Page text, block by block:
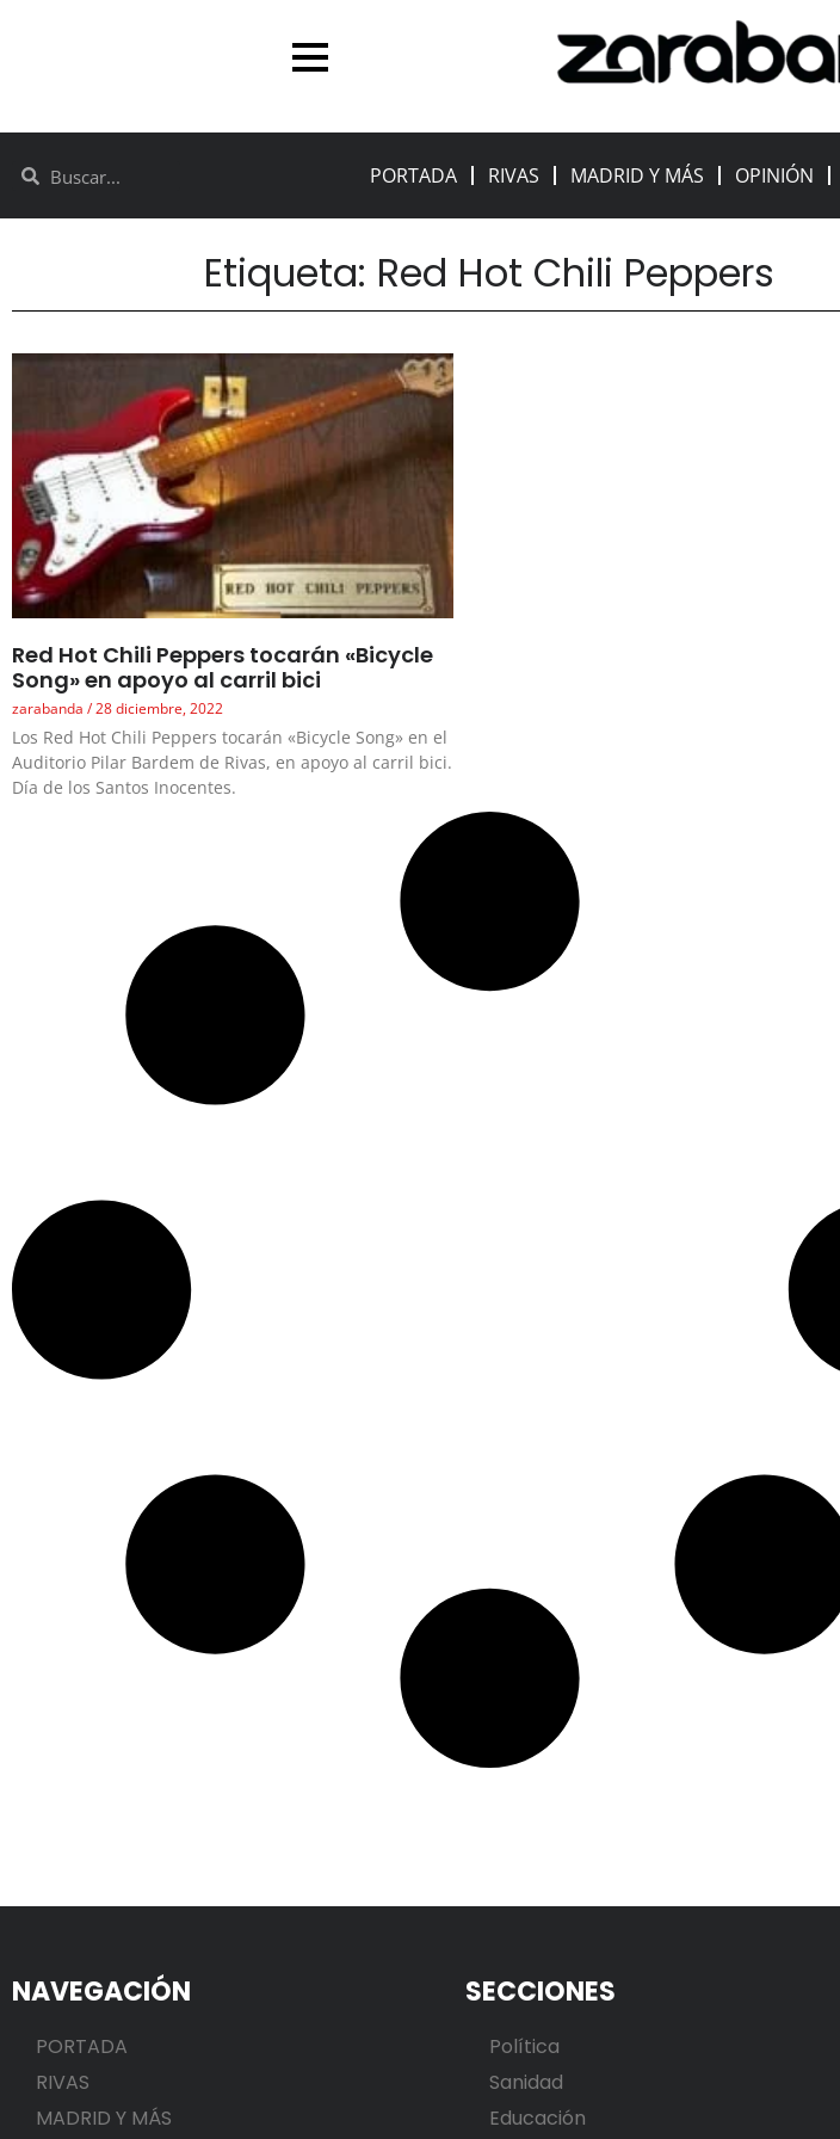
PORTADA RIVAS MADRID Y MÁS OPINIÓN
Etiqueta: Red Hot Chili Peppers
Red Hot Chili Peppers tocarán «Bicycle
Song» en apoyo al carril bici
zarabanda 28 diciembre, 2022
Los Red Hot Chili Peppers tocarán «Bicycle Song» en el
Auditorio Pilar Bardem de Rivas, en apoyo al carril bici.
Día de los Santos Inocentes.
NAVEGACIÓN
PORTADA
RIVAS
MADRID Y MÁS
SECCIONES
Política
Sanidad
Educación